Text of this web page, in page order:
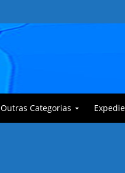
Outras Categorias